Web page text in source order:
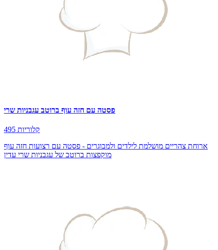
פסטה עם חזה עוף ברוטב עגבניות שרי
495 קלוריות
ארוחת צהריים מושלמת לילדים ולמבוגרים - פסטה עם רצועות חזה עוף
מוקפצות ברוטב של עגבניות שרי עדין